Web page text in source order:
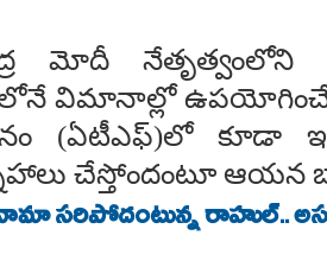
మోదీ నేతృత్వంలోని
విమానాల్లో
(ఏటీఎఫ్)లో కూడా
చేస్తోందంటూ ఆయన
సరిపోదంటున్న రాహుల్..